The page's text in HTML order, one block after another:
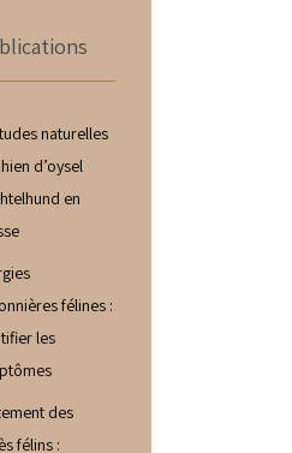
naturelles
d’oysel
en
félines :
les
des
félins :